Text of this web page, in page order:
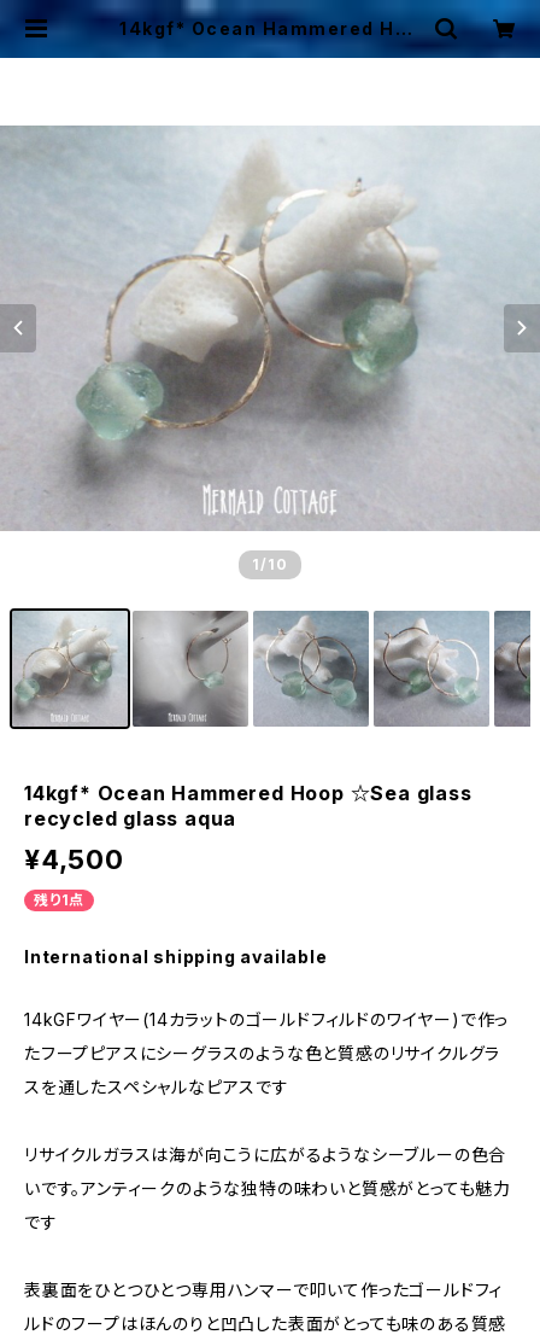
14kgf* Ocean Hammered Hoo
p ☆Sea glass recycled glass
1 /10
14kgf* Ocean Hammered Hoop ☆Sea glass
recycled glass aqua
¥4,500
残り1点
International shipping available
14kGFワイヤー(14カラットのゴールドフィルドのワイヤー)で作っ
たフープピアスにシーグラスのような色と質感のリサイクルグラ
スを通したスペシャルなピアスです
リサイクルガラスは海が向こうに広がるようなシーブルーの色合
いです。アンティークのような独特の味わいと質感がとっても魅力
です
表裏面をひとつひとつ専用ハンマーで叩いて作ったゴールドフィ
ルドのフープはほんのりと凹凸した表面がとっても味のある質感